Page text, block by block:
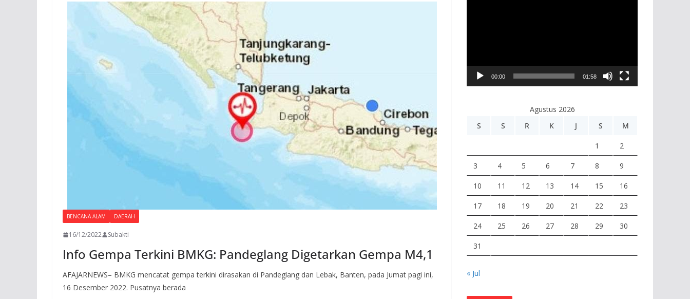
BENCANA ALAM DAERAH
16/12/2022 Subakti
Info Gempa Terkini BMKG: Pandeglang Digetarkan Gempa M4,1
AFAJARNEWS– BMKG mencatat gempa terkini dirasakan di Pandeglang dan Lebak, Banten, pada Jumat pagi ini,
16 Desember 2022. Pusatnya berada
V
00:00 01:58
Agustus 2026
S
S R K J S M
1 2
3 4 5 6 7 8 9
10 11 12 13 14 15 16
17 18 19 20 21 22 23
24 25 26 27 28 29 30
31
« Jul